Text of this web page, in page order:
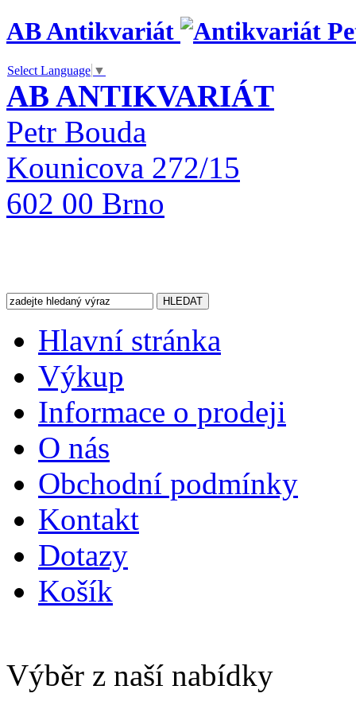
AB Antikvariát
Select Language ▼
AB ANTIKVARIÁT
Petr Bouda
Kounicova 272/15
602 00 Brno
Hlavní stránka
Výkup
Informace o prodeji
O nás
Obchodní podmínky
Kontakt
Dotazy
Košík
Výběr z naší nabídky